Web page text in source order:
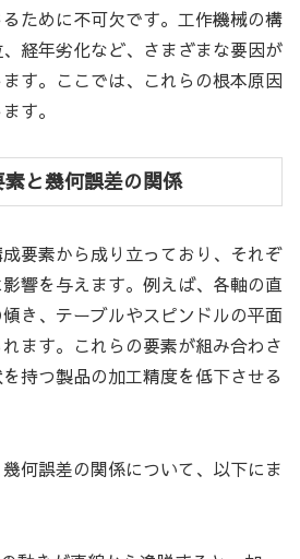
ために不可欠です。工作機械の構
経年劣化など、さまざまな要因が
す。ここでは、これらの根本原因
す。
と幾何誤差の関係
要素から成り立っており、それぞ
響を与えます。例えば、各軸の直
き、テーブルやスピンドルの平面
ます。これらの要素が組み合わさ
持つ製品の加工精度を低下させる
何誤差の関係について、以下にま